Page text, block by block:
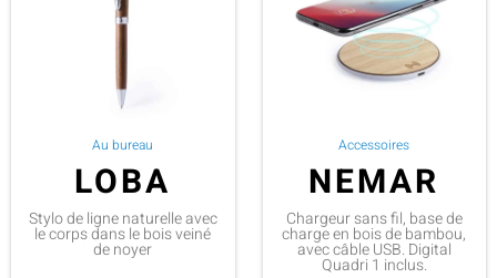
Au bureau
LOBA
Stylo de ligne naturelle avec
le corps dans le bois veiné
de noyer
Accessoires
NEMAR
Chargeur sans fil, base de
charge en bois de bambou,
avec câble USB. Digital
Quadri 1 inclus.